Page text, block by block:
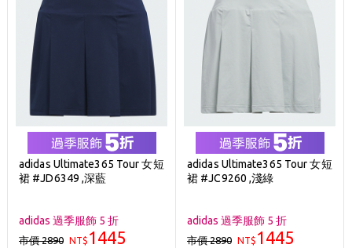
adidas Ultimate365 Tour 女短
裙 #JD6349 ,深藍
adidas 過季服飾 5 折
市價 2890 NT$ 1445
adidas Ultimate365 Tour 女短
裙 #JC9260 ,淺綠
adidas 過季服飾 5 折
市價 2890 NT$ 1445